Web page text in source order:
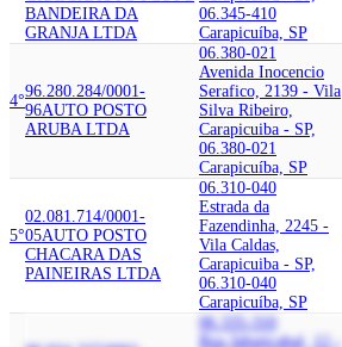
BANDEIRA DA
GRANJA LTDA
06.345-410
Carapicuíba, SP
4°
96.280.284/0001-
96AUTO POSTO
ARUBA LTDA
06.380-021
Avenida Inocencio
Serafico, 2139 - Vila
Silva Ribeiro,
Carapicuiba - SP,
06.380-021
Carapicuíba, SP
5°
02.081.714/0001-
05AUTO POSTO
CHACARA DAS
PAINEIRAS LTDA
06.310-040
Estrada da
Fazendinha, 2245 -
Vila Caldas,
Carapicuiba - SP,
06.310-040
Carapicuíba, SP
06.335-310
Rua Jabuticabal, 12 -